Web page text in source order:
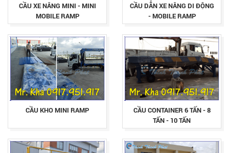
CẦU XE NÂNG MINI - MINI
MOBILE RAMP
CẦU DẪN XE NÂNG DI ĐỘNG
- MOBILE RAMP
CẦU KHO MINI RAMP
CẦU CONTAINER 6 TẤN - 8
TẤN - 10 TẤN